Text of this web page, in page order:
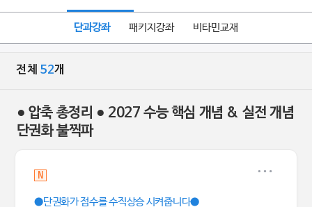
단과강좌 패키지강좌 비타민교재
전체 52개
● 압축 총정리 ● 2027 수능 핵심 개념 & 실전 개념
단권화 불찍파
N
●단권화가 점수를 수직상승 시켜줍니다●